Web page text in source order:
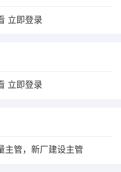
立即登录
立即登录
主管，新厂建设主管